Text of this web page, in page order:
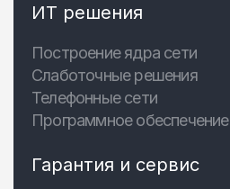
ИТ решения
Построение ядра сети
Слаботочные решения
Телефонные сети
Программное обеспечение
Гарантия и сервис